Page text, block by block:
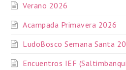
Verano 2026
Acampada Primavera 2026
LudoBosco Semana Santa
Encuentros IEF